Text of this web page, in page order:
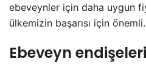
ebeveynler için daha uygun
ülkemizin başarısı için önemli.
Ebeveyn endişeleri